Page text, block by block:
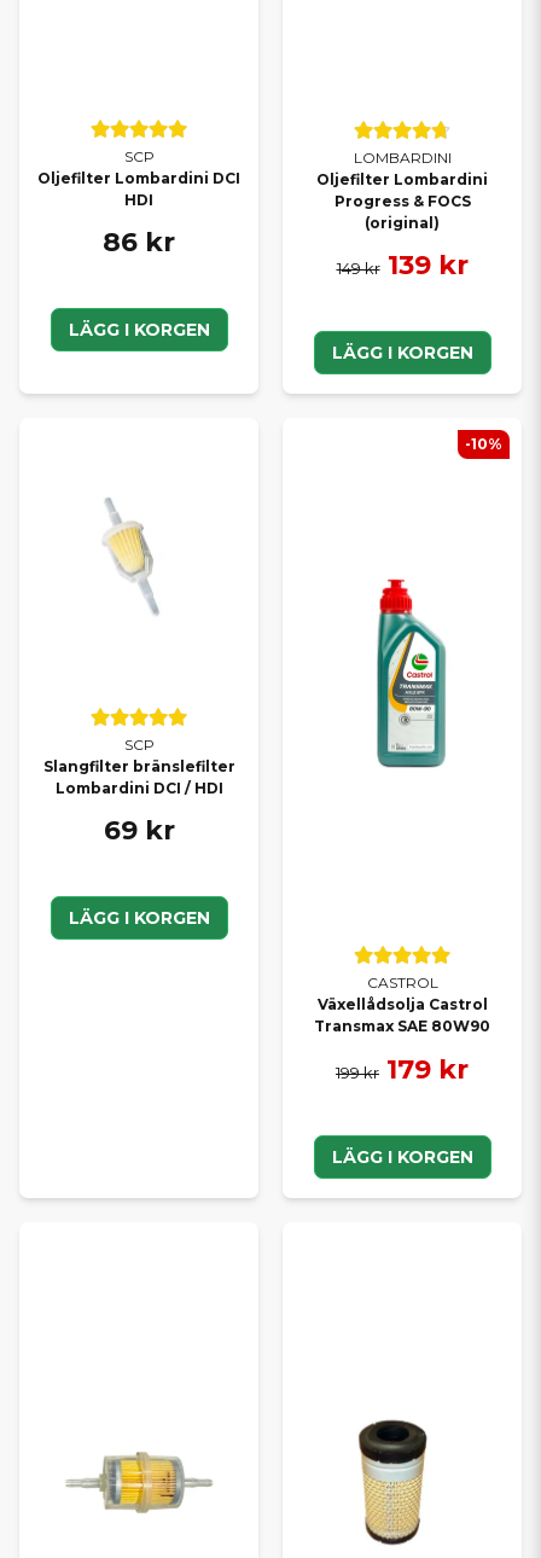
SCP
Oljefilter Lombardini DCI
HDI
86 kr
LÄGG I KORGEN
LOMBARDINI
Oljefilter Lombardini
Progress & FOCS
(original)
149 kr 139 kr
LÄGG I KORGEN
SCP
Slangfilter bränslefilter
Lombardini DCI / HDI
69 kr
LÄGG I KORGEN
CASTROL
Växellådsolja Castrol
Transmax SAE 80W90
199 kr 179 kr
LÄGG I KORGEN
-10%